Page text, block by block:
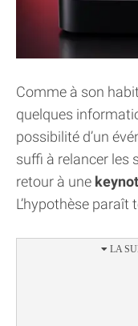
Comme à son
quelques
possibilité d’un
suffi à relancer les
retour à une
L’hypothèse